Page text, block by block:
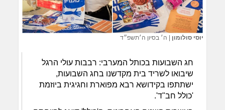
יוסי סולומון ה׳ בסיון ה׳תשפ״ד
חג השבועות בכותל המערבי: רבבות עולי הרגל
שיבואו לשריד בית מקדשנו בחג השבועות,
ישתתפו בקידושא רבא מפוארת וחגיגית ביוזמת
'כולל חב"ד'.